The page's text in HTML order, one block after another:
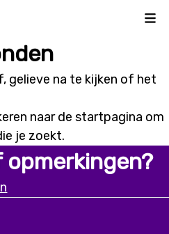
gelieve na te kijken of het
naar de startpagina om
je zoekt.
opmerkingen?